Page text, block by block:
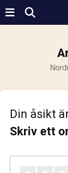
Din åsikt
Skriv ett